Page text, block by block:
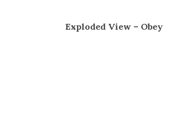
Exploded View – Obey